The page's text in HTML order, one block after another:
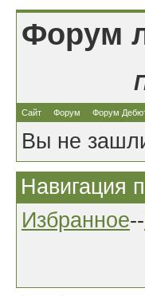
Форум
Сайт Форум Форум
Вы не
Навигация
Избранное--